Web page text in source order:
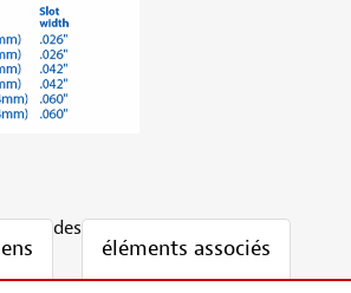
des
éléments associés